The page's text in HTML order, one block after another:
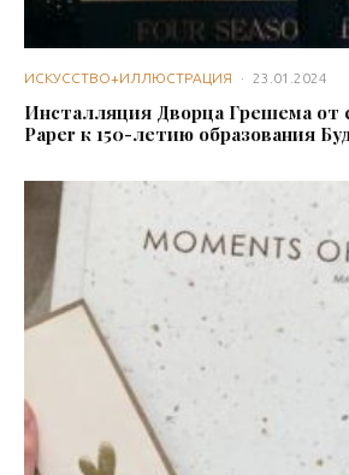
ИСКУССТВО+ИЛЛЮСТРАЦИЯ · 23.01.2024
Инсталляция Дворца Грешема от
Paper к 150-летию образования